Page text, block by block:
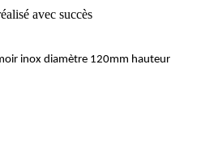
avec succès
inox diamètre 120mm hauteur